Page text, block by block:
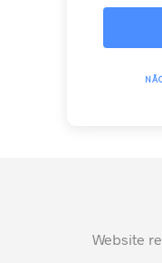
Website